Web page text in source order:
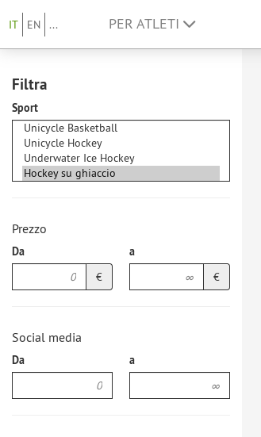
IT EN ... PER ATLETI
Filtra
Sport
Prezzo
Da
€
a
€
Social media
Da a